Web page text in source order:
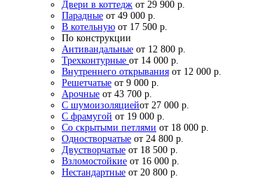
Двери в коттедж от 29 900 р.
Парадные от 49 000 р.
В котельную от 17 500 р.
По конструкции
Антивандальные от 12 800 р.
Трехконтурные от 14 000 р.
Внутреннего открывания от 12 000 р.
Решетчатые от 9 000 р.
Арочные от 43 700 р.
С шумоизоляциейот 27 000 р.
С фрамугой от 19 000 р.
Со скрытыми петлями от 18 000 р.
Одностворчатые от 24 800 р.
Двустворчатые от 18 500 р.
Взломостойкие от 16 000 р.
Нестандартные от 20 800 р.